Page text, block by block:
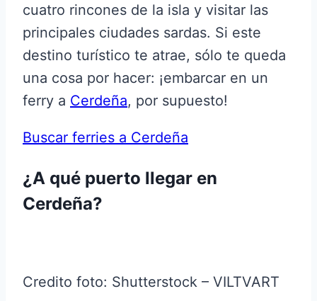
cuatro rincones de la isla y visitar las
principales ciudades sardas. Si este
destino turístico te atrae, sólo te queda
una cosa por hacer: ¡embarcar en un
ferry a Cerdeña, por supuesto!
Buscar ferries a Cerdeña
¿A qué puerto llegar en
Cerdeña?
Credito foto: Shutterstock – VILTVART